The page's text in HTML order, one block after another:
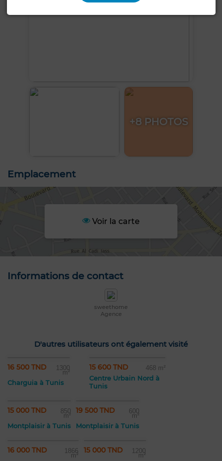
+8 PHOTOS
Emplacement
Voir la carte
Informations de contact
sweethome
Agence
D'autres utilisateurs ont également visité
16 500 TND 1300
m²
Charguia à Tunis
15 600 TND 468 m²
Centre Urbain Nord à
Tunis
15 000 TND 850
m²
Montplaisir à Tunis
19 500 TND 600
m²
Montplaisir à Tunis
16 000 TND 1866
m²
15 000 TND 1200
m²